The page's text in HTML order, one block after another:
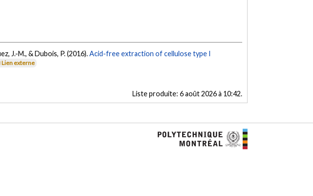
J.-M., & Dubois, P. (2016).Acid-free extraction of cellulose type I
Lien externe
Liste produite: 6 août 2026 à 10:42.